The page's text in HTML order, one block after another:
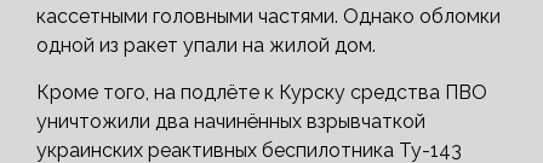
кассетными головными частями. Однако обломки
одной из ракет упали на жилой дом.
Кроме того, на подлёте к Курску средства ПВО
уничтожили два начинённых взрывчаткой
украинских реактивных беспилотника Ту-143